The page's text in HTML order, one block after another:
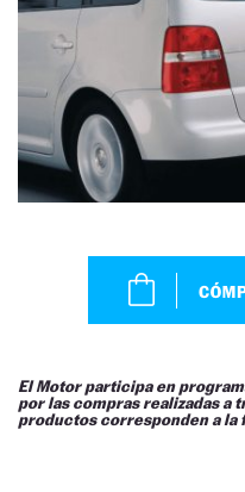
El Motor participa en
por las compras realizadas a
productos corresponden a